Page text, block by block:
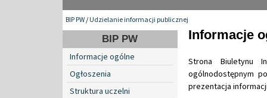
BIP PW/Udzielanie informacji publicznej
BIP PW
Informacje ogólne
Ogłoszenia
Struktura uczelni
Informacje
Strona Biuletynu
ogólnodostępnym
prezentacja